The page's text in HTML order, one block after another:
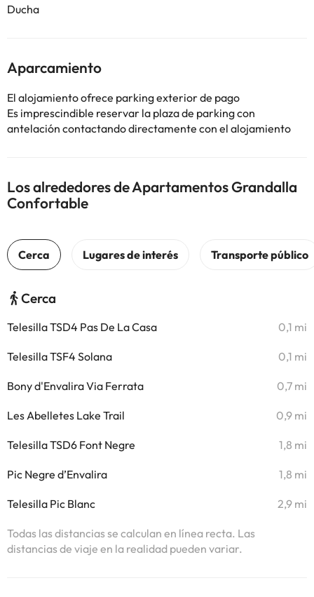
Ducha
Aparcamiento
El alojamiento ofrece parking exterior de pago
Es imprescindible reservar la plaza de parking con
antelación contactando directamente con el alojamiento
Los alrededores de Apartamentos Grandalla
Confortable
Cerca
Telesilla TSD4 Pas De La Casa 0,1 mi
Telesilla TSF4 Solana 0,1 mi
Bony d'Envalira Via Ferrata 0,7 mi
Les Abelletes Lake Trail 0,9 mi
Telesilla TSD6 Font Negre 1,8 mi
Pic Negre d’Envalira 1,8 mi
Telesilla Pic Blanc 2,9 mi
Todas las distancias se calculan en línea recta. Las
distancias de viaje en la realidad pueden variar.